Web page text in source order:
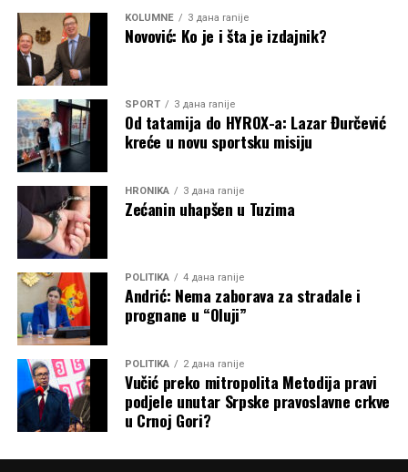
KOLUMNE 3 дана ranije
Novović: Ko je i šta je izdajnik?
SPORT 3 дана ranije
Od tatamija do HYROX-a: Lazar Đurčević
kreće u novu sportsku misiju
HRONIKA 3 дана ranije
Zećanin uhapšen u Tuzima
POLITIKA 4 дана ranije
Andrić: Nema zaborava za stradale i
prognane u “Oluji”
POLITIKA 2 дана ranije
Vučić preko mitropolita Metodija pravi
podjele unutar Srpske pravoslavne crkve
u Crnoj Gori?